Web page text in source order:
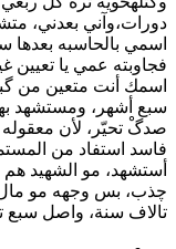
دورات،وآني بعدني،
اسمي بالحاسبه بعدها
فجاوبته عمي يا تعيين
اسمك أنت متعين من
سبع أشهر، ومستشهد
صدگْ تحيّر، لأن معقوله
فاسد استفاد من
أستشهد، مو الشهيد هم
چذب، بس وجهه مو مال
تالاف سنة، واصل سبع